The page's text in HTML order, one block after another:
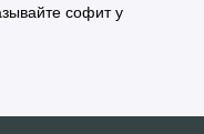
софит у